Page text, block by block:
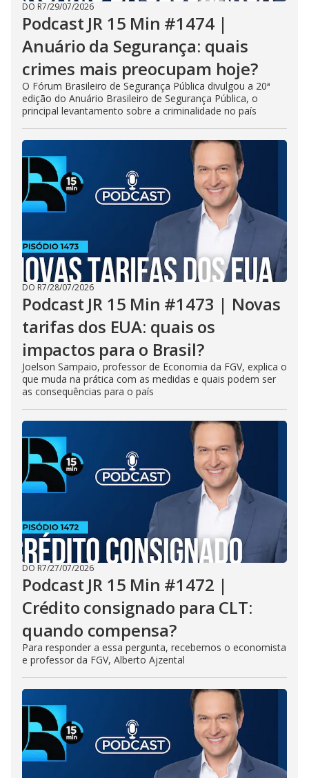
DO R7/29/07/2026
Podcast JR 15 Min #1474 |
Anuário da Segurança: quais
crimes mais preocupam hoje?
O Fórum Brasileiro de Segurança Pública divulgou a 20ª
edição do Anuário Brasileiro de Segurança Pública, o
principal levantamento sobre a criminalidade no país
DO R7/28/07/2026
Podcast JR 15 Min #1473 | Novas
tarifas dos EUA: quais os
impactos para o Brasil?
Joelson Sampaio, professor de Economia da FGV, explica o
que muda na prática com as medidas e quais podem ser
as consequências para o país
DO R7/27/07/2026
Podcast JR 15 Min #1472 |
Crédito consignado para CLT:
quando compensa?
Para responder a essa pergunta, recebemos o economista
e professor da FGV, Alberto Ajzental